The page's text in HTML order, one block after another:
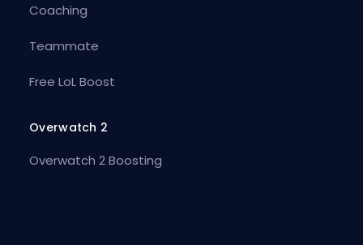
Coaching
Teammate
Free LoL Boost
Overwatch 2
Overwatch 2 Boosting